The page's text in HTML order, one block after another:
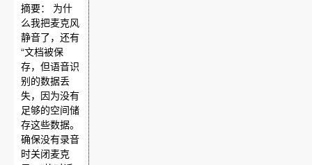
摘要： 为什
么我把麦克风
静音了，还有
“文档被保
存，但语音识
别的数据丢
失，因为没有
足够的空间储
存这些数据。
确保没有录音
时关闭麦克